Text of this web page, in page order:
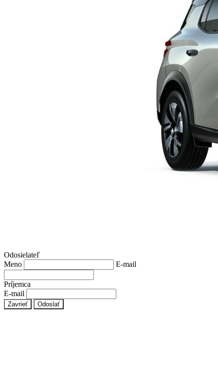
Odosielateľ
Meno
E-mail
Príjemca
E-mail
Zavrieť Odoslať